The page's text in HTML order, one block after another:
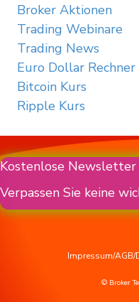
Broker Aktionen
Trading Webinare
Trading News
Euro Dollar Rechner
Bitcoin Kurs
Ripple Kurs
Kostenlose
Verpassen Sie keine
Impressum/AGB/
© Broker